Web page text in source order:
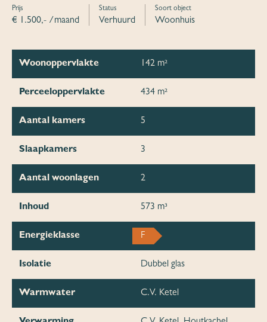
Prijs
€ 1.500,- /maand
Status
Verhuurd
Soort object
Woonhuis
Woonoppervlakte 142 m²
Perceeloppervlakte 434 m²
Aantal kamers 5
Slaapkamers 3
Aantal woonlagen 2
Inhoud 573 m³
Energieklasse F
Isolatie Dubbel glas
Warmwater C.V. Ketel